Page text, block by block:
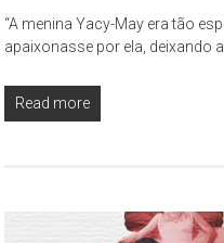
a
partir
da
perspectiva
“A menina Yacy-May era tão
apaixonasse por ela, deixando
Read more